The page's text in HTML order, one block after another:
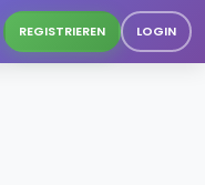
REGISTRIEREN LOGIN